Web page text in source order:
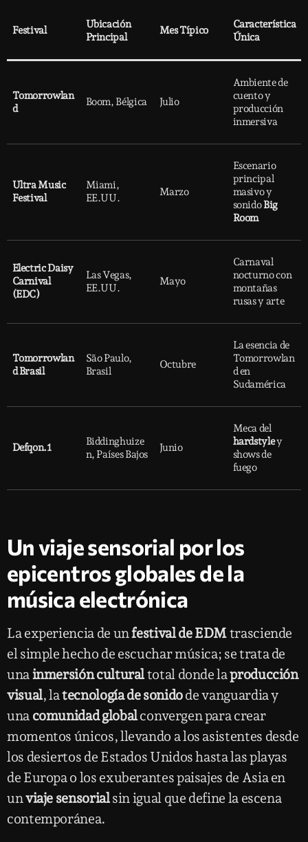
Festival
Ubicación
Principal
Mes Típico
Característica
Única
Tomorrowlan
d
Boom, Bélgica Julio
Ambiente de
cuento y
producción
inmersiva
Ultra Music
Festival
Miami,
EE.UU.
Marzo
Escenario
principal
masivo y
sonidoBig
Room
Electric Daisy
Carnival
(EDC)
Las Vegas,
EE.UU.
Mayo
Carnaval
nocturno con
montañas
rusas y arte
Tomorrowlan
d Brasil
São Paulo,
Brasil
Octubre
La esencia de
Tomorrowlan
d en
Sudamérica
Defqon.1
Biddinghuize
n, Países Bajos
Junio
Meca del
hardstyley
shows de
fuego
Un viaje sensorial por los
epicentros globales de la
música electrónica
La experiencia de unfestival de EDMtrasciende
el simple hecho de escuchar música; se trata de
unainmersión culturaltotal donde laproducción
visual, latecnología de sonidode vanguardia y
una comunidad globalconvergen para crear
momentos únicos, llevando a los asistentes desde
los desiertos de Estados Unidos hasta las playas
de Europa o los exuberantes paisajes de Asia en
unviaje sensorialsin igual que define la escena
contemporánea.